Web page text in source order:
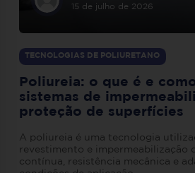
15 de julho de 2026
TECNOLOGIAS DE POLIURETANO
Poliureia: o que é e
sistemas de
proteção de superfícies
A poliureia é uma tecnologia
revestimento e impermeabilização
contínua, resistência mecânica e